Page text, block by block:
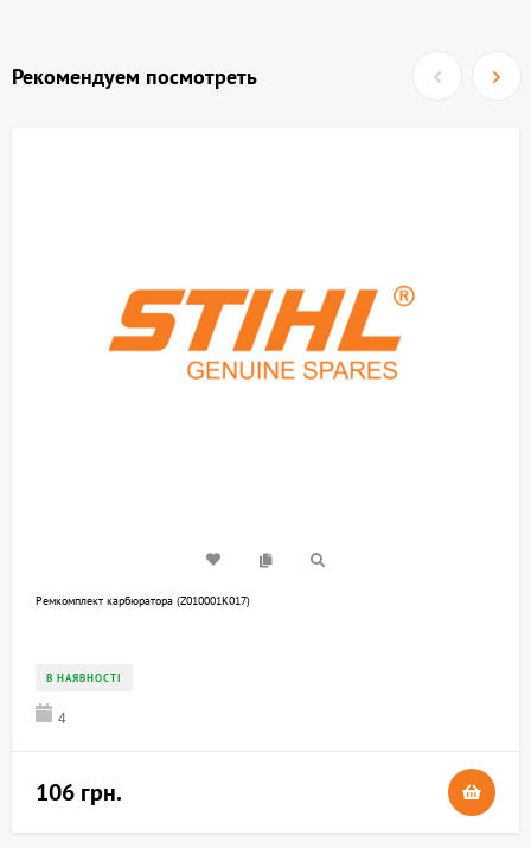
Рекомендуем посмотреть
Ремкомплект карбюратора (Z010001K017)
В НАЯВНОСТІ
4
106 грн.